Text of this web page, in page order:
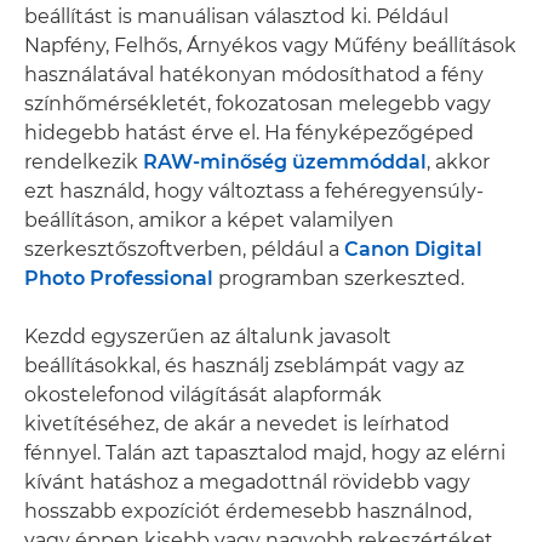
beállítást is manuálisan választod ki. Például
Napfény, Felhős, Árnyékos vagy Műfény beállítások
használatával hatékonyan módosíthatod a fény
színhőmérsékletét, fokozatosan melegebb vagy
hidegebb hatást érve el. Ha fényképezőgéped
rendelkezik RAW-minőség üzemmóddal, akkor
ezt használd, hogy változtass a fehéregyensúly-
beállításon, amikor a képet valamilyen
szerkesztőszoftverben, például a Canon Digital
Photo Professional programban szerkeszted.
Kezdd egyszerűen az általunk javasolt
beállításokkal, és használj zseblámpát vagy az
okostelefonod világítását alapformák
kivetítéséhez, de akár a nevedet is leírhatod
fénnyel. Talán azt tapasztalod majd, hogy az elérni
kívánt hatáshoz a megadottnál rövidebb vagy
hosszabb expozíciót érdemesebb használnod,